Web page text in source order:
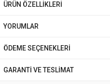
ÜRÜN ÖZELLİKLERİ
YORUMLAR
ÖDEME SEÇENEKLERİ
GARANTİ VE TESLİMAT